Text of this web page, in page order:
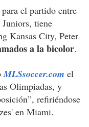
el partido entre
tiene
Kansas City, Peter
a la bicolor.
MLSsoccer.com el
Olimpiadas, y
refiriéndose
en Miami.